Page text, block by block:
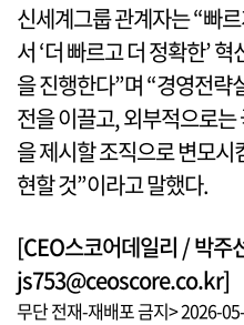
신세계그룹 관계자는 “빠
서 ‘더 빠르고 더 정확한’
을 진행한다”며 “경영전략
전을 이끌고, 외부적으로
을 제시할 조직으로 변모시
현할 것”이라고 말했다.
[CEO스코어데일리 / 박주
js753@ceoscore.co.kr]
무단 전재-재배포 금지> 2026-